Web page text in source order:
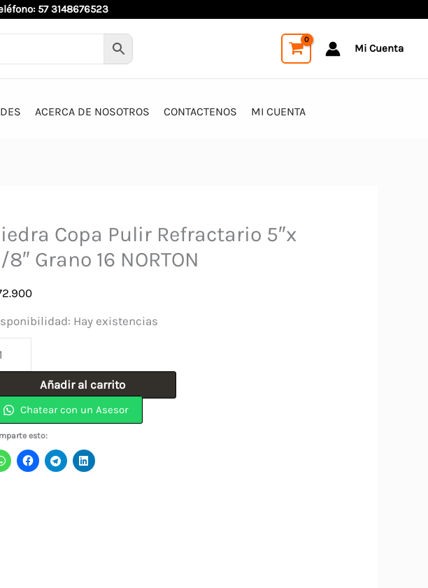
57 3148676523
Mi Cuenta
ACERCA DE NOSOTROS CONTACTENOS MI CUENTA
Copa Pulir Refractario 5″x
8″ Grano 16 NORTON
Hay existencias
Añadir al carrito
Chatear con un Asesor
esto: